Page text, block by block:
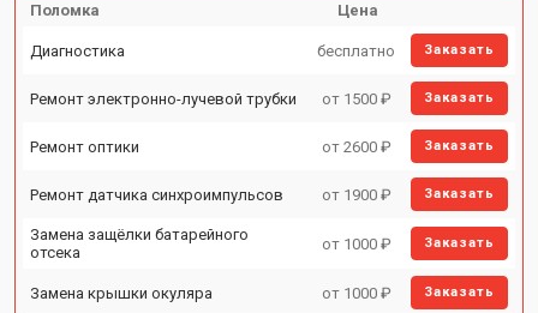
Поломка Цена
Диагностика бесплатно Заказать
Ремонт электронно-лучевой трубки от 1500 ₽ Заказать
Ремонт оптики от 2600 ₽ Заказать
Ремонт датчика синхроимпульсов от 1900 ₽ Заказать
Замена защёлки батарейного
отсека
от 1000 ₽ Заказать
Замена крышки окуляра от 1000 ₽ Заказать